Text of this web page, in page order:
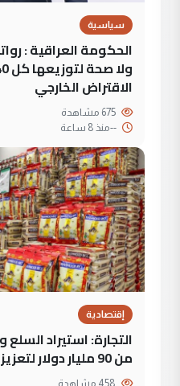
سياسية
الحكومة العراقية :
الاقتراض الخارجي
--منذ 8 ساعة
إقتصادية
التجارة: استيراد السلع
من 90 مليار دولار لتعزيز الأمن الغذائي